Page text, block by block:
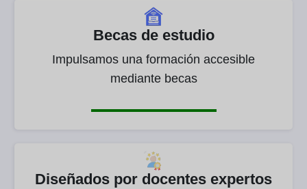
Becas de estudio
Impulsamos una formación accesible
mediante becas
Diseñados por docentes expertos